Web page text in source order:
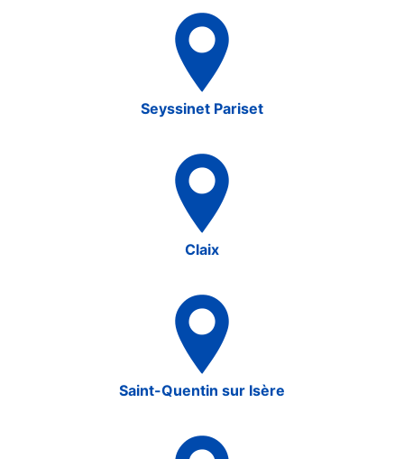
Seyssinet Pariset
Claix
Saint-Quentin sur Isère